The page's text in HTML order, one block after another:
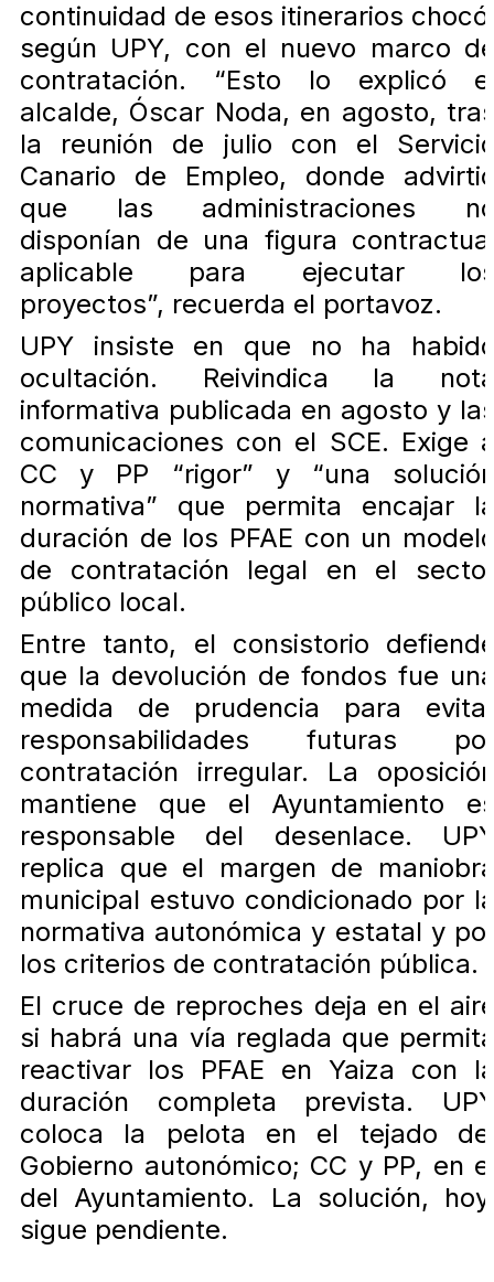
continuidad de esos itinerarios
según UPY, con el nuevo marco
contratación. “Esto lo explicó
alcalde, Óscar Noda, en agosto,
la reunión de julio con el
Canario de Empleo, donde
que las administraciones
disponían de una figura
aplicable para ejecutar
proyectos”, recuerda el portavoz.
UPY insiste en que no ha
ocultación. Reivindica la
informativa publicada en agosto y
comunicaciones con el SCE. Exige
CC y PP “rigor” y “una
normativa” que permita encajar
duración de los PFAE con un
de contratación legal en el
público local.
Entre tanto, el consistorio
que la devolución de fondos fue
medida de prudencia para
responsabilidades futuras
contratación irregular. La
mantiene que el Ayuntamiento
responsable del desenlace.
replica que el margen de
municipal estuvo condicionado por
normativa autonómica y estatal y
los criterios de contratación pública.
El cruce de reproches deja en el
si habrá una vía reglada que
reactivar los PFAE en Yaiza con
duración completa prevista.
coloca la pelota en el tejado
Gobierno autonómico; CC y PP, en
del Ayuntamiento. La solución,
sigue pendiente.